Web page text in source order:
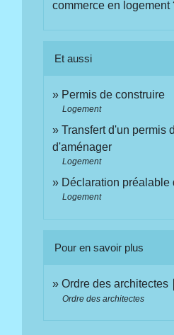
commerce en logement
Et aussi
Permis de construire
Logement
Transfert d'un permis
d'aménager
Logement
Déclaration préalable
Logement
Pour en savoir plus
Ordre des architectes
Ordre des architectes